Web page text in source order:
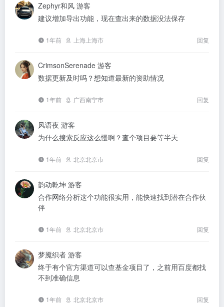
Zephyr和风 游客
建议增加导出功能，现在查出来的数据没法保存
1年前 上海上海市 回复
CrimsonSerenade 游客
数据更新及时吗？想知道最新的资助情况
1年前 广西南宁市 回复
风语夜 游客
为什么搜索反应这么慢啊？查个项目要等半天
1年前 北京北京市 回复
韵动乾坤 游客
合作网络分析这个功能很实用，能快速找到潜在合作伙
伴
1年前 北京北京市 回复
梦魇织者 游客
终于有个官方渠道可以查基金项目了，之前用百度都找
不到准确信息
1年前 北京北京市 回复